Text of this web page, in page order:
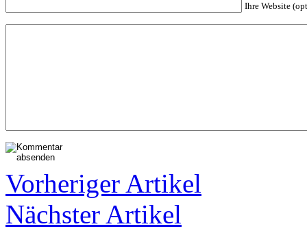
Ihre Website
Vorheriger Artikel
Nächster Artikel